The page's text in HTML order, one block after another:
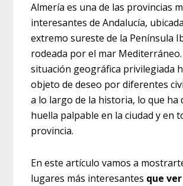
Almería es una de las provincias
interesantes de Andalucía,
extremo sureste de la Península
rodeada por el mar Mediterráneo.
situación geográfica privilegiada
objeto de deseo por diferentes
a lo largo de la historia, lo que ha
huella palpable en la ciudad y en
provincia.
En este artículo vamos a
lugares más interesantes que